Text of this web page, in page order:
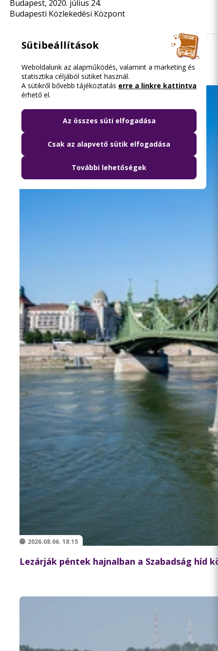
Budapest, 2020. július 24.
Budapesti Közlekedési Központ
2026.08.06. 18:15
Lezárják péntek hajnalban a Szabadság híd
Sütibeállítások
Weboldalunk az alapműködés, valamint a marketing és
statisztika céljából sütiket használ.
A sütikről bővebb tájékoztatás erre a linkre kattintva
érhető el.
Az összes süti elfogadása
Csak az alapvető sütik elfogadása
További lehetőségek